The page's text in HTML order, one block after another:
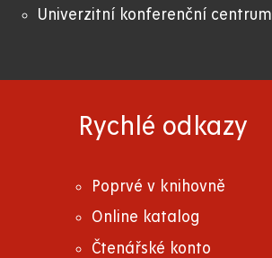
Univerzitní konferenční centrum
Rychlé odkazy
Poprvé v knihovně
Online katalog
Čtenářské konto